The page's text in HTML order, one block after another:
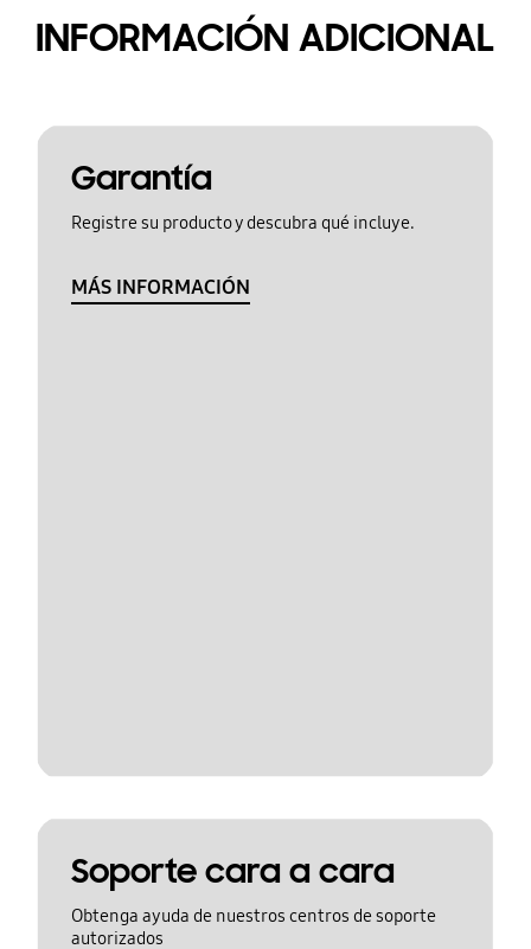
INFORMACIÓN ADICIONAL
Garantía
Registre su producto y descubra qué incluye.
MÁS INFORMACIÓN
Soporte cara a cara
Obtenga ayuda de nuestros centros de soporte
autorizados